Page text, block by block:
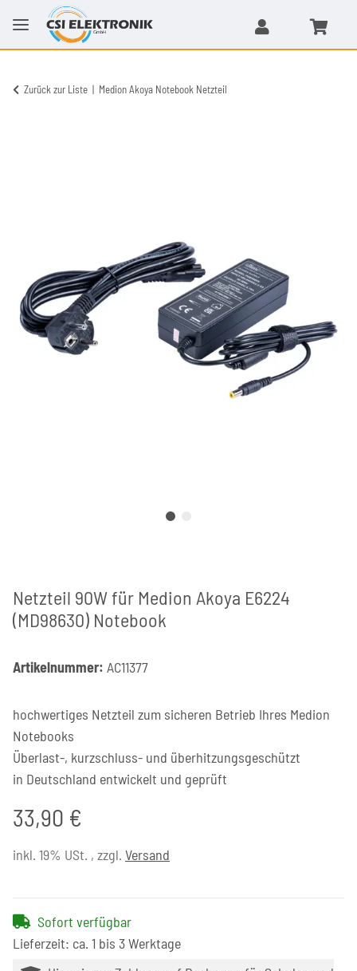
Zurück zur Liste Medion Akoya Notebook Netzteil
Netzteil 90W für Medion Akoya E6224
(MD98630) Notebook
Artikelnummer: AC11377
hochwertiges Netzteil zum sicheren Betrieb Ihres Medion
Notebooks
Überlast-, kurzschluss- und überhitzungsgeschützt
in Deutschland entwickelt und geprüft
33,90 €
inkl. 19% USt. , zzgl. Versand
Sofort verfügbar
Lieferzeit: ca. 1 bis 3 Werktage